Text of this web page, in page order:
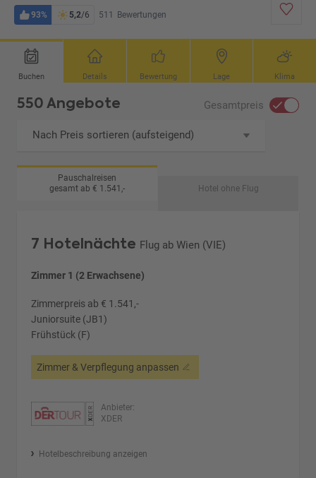
93% 5,2/6 511 Bewertungen
Buchen Details Bewertung Lage Klima
550 Angebote Gesamtpreis
Nach Preis sortieren (aufsteigend)
Pauschalreisen
gesamt ab € 1.541,-
Hotel ohne Flug
7 Hotelnächte Flug ab Wien (VIE)
Zimmer 1 (2 Erwachsene)
Zimmerpreis ab € 1.541,-
Juniorsuite (JB1)
Frühstück (F)
Zimmer & Verpflegung anpassen
Anbieter:
XDER
Hotelbeschreibung anzeigen